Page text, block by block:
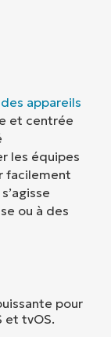
appareils
et centrée
les équipes
facilement
ou à des
pour
et tvOS.